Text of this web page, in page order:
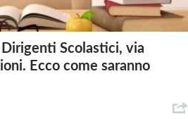
Scolastici, via
Ecco come saranno